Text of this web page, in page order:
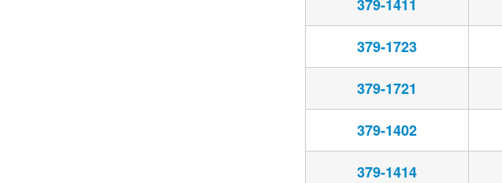
379-1411
379-1723
379-1721
379-1402
379-1414